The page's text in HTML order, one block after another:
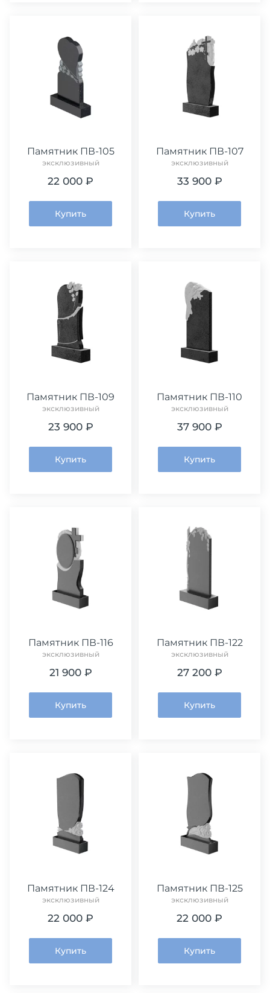
Памятник ПВ-105
эксклюзивный
22 000 ₽
Купить
Памятник ПВ-107
эксклюзивный
33 900 ₽
Купить
Памятник ПВ-109
эксклюзивный
23 900 ₽
Купить
Памятник ПВ-110
эксклюзивный
37 900 ₽
Купить
Памятник ПВ-116
эксклюзивный
21 900 ₽
Купить
Памятник ПВ-122
эксклюзивный
27 200 ₽
Купить
Памятник ПВ-124
эксклюзивный
22 000 ₽
Купить
Памятник ПВ-125
эксклюзивный
22 000 ₽
Купить